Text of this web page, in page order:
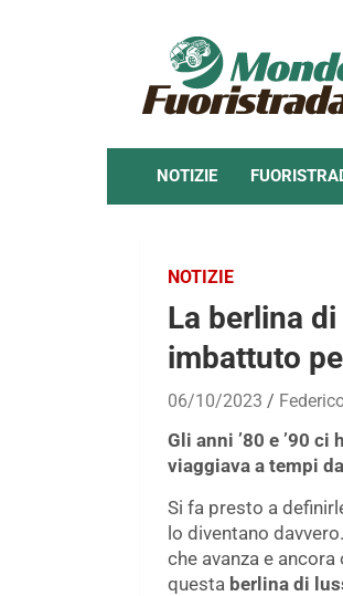
NOTIZIE
NOTIZIE
La berlina
imbattuto
06/10/2023
Gli anni ’80 e ’90
viaggiava a tempi
Si fa presto a
lo diventano
che avanza e
questa berlina di